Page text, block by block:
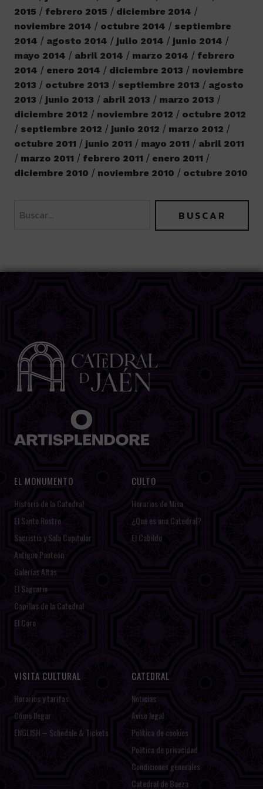
2015
febrero 2015
diciembre 2014
noviembre 2014
octubre 2014
septiembre
2014
agosto 2014 julio 2014
junio 2014
mayo 2014
abril 2014 marzo 2014
febrero
2014
enero 2014 diciembre 2013
noviembre
2013
octubre 2013 septiembre 2013
agosto
2013
junio 2013 abril 2013
marzo 2013
diciembre 2012
noviembre 2012
octubre 2012
septiembre 2012
junio 2012
marzo 2012
octubre 2011
junio 2011 mayo 2011
abril 2011
marzo 2011
febrero 2011
enero 2011
diciembre 2010
noviembre 2010 octubre 2010
EL MONUMENTO
Historia de la Catedral
El Santo Rostro
Sacristía y Sala Capitular
Antiguo Panteón
Galerías Altas
El Sagrario
Capillas de la Catedral
El Coro
CULTO
Horarios de Misa
¿Qué es una Catedral?
El Cabildo
VISITA CULTURAL
Horarios y tarifas
Cómo llegar
ENGLISH – Schedule & Tickets
CATEDRAL
Noticias
Aviso legal
Política de cookies
Política de privacidad
Condiciones generales
Catedral de Baeza